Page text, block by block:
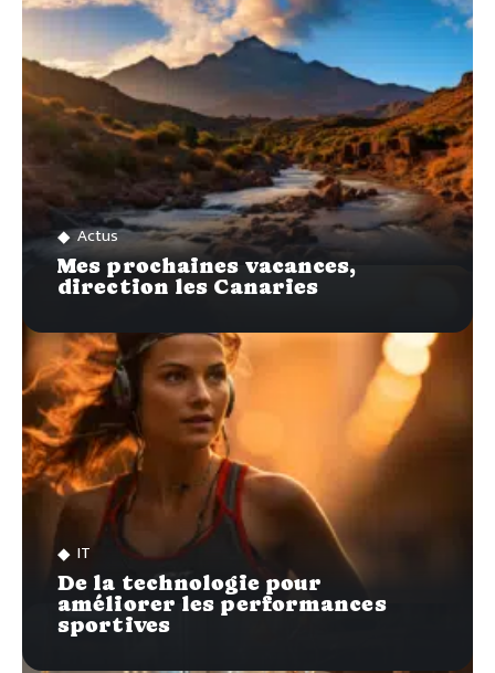
Actus
Mes prochaines vacances,
direction les Canaries
IT
De la technologie pour
améliorer les performances
sportives